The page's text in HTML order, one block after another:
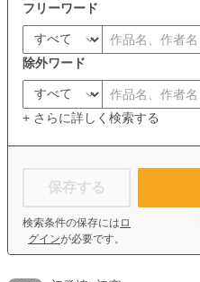
フリーワード
除外ワード
+ さらに詳しく検索する
保存する
検索条件の保存には ロ
グインが必要です。